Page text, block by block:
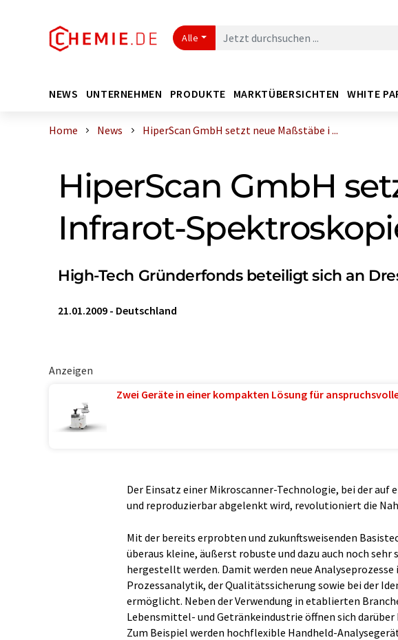
Alle
NEWS UNTERNEHMEN PRODUKTE MARKTÜBERSICHTEN WHITE
Home News HiperScan GmbH setzt neue Maßstäbe i ...
HiperScan GmbH
Infrarot-
High-Tech Gründerfonds beteiligt sich an
21.01.2009 - Deutschland
Anzeigen
Zwei Geräte in einer kompakten Lösung für
Der Einsatz einer Mikroscanner-Technologie, bei der
und reproduzierbar abgelenkt wird, revolutioniert die
Mit der bereits erprobten und zukunftsweisenden
überaus kleine, äußerst robuste und dazu auch noch
hergestellt werden. Damit werden neue
Prozessanalytik, der Qualitätssicherung sowie bei der
ermöglicht. Neben der Verwendung in etablierten
Lebensmittel- und Getränkeindustrie öffnen sich
Zum Beispiel werden hochflexible Handheld-